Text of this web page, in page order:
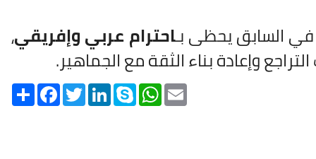
في السابق يحظى بـاحترام عربي وإفريقي،
وإعادة بناء الثقة مع الجماهير.
Share FacebookTwitterLinkedInSkype WhatsApp